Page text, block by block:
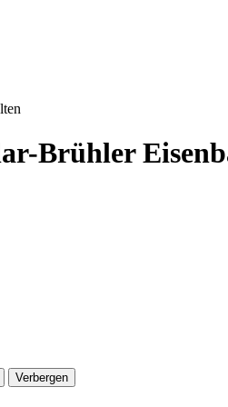
Brühler
Verbergen